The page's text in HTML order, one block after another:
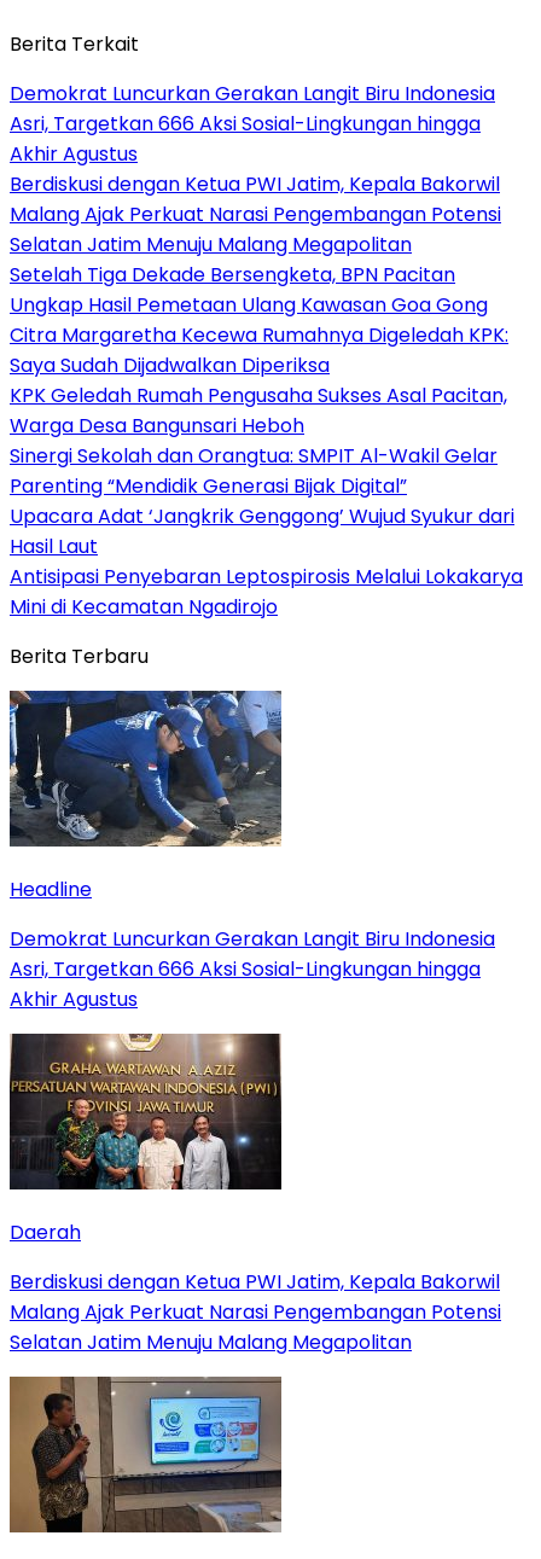
Berita Terkait
Demokrat Luncurkan Gerakan Langit Biru Indonesia
Asri, Targetkan 666 Aksi Sosial-Lingkungan hingga
Akhir Agustus
Berdiskusi dengan Ketua PWI Jatim, Kepala Bakorwil
Malang Ajak Perkuat Narasi Pengembangan Potensi
Selatan Jatim Menuju Malang Megapolitan
Setelah Tiga Dekade Bersengketa, BPN Pacitan
Ungkap Hasil Pemetaan Ulang Kawasan Goa Gong
Citra Margaretha Kecewa Rumahnya Digeledah KPK:
Saya Sudah Dijadwalkan Diperiksa
KPK Geledah Rumah Pengusaha Sukses Asal Pacitan,
Warga Desa Bangunsari Heboh
Sinergi Sekolah dan Orangtua: SMPIT Al-Wakil Gelar
Parenting “Mendidik Generasi Bijak Digital”
Upacara Adat ‘Jangkrik Genggong’ Wujud Syukur dari
Hasil Laut
Antisipasi Penyebaran Leptospirosis Melalui Lokakarya
Mini di Kecamatan Ngadirojo
Berita Terbaru
Headline
Demokrat Luncurkan Gerakan Langit Biru Indonesia
Asri, Targetkan 666 Aksi Sosial-Lingkungan hingga
Akhir Agustus
Daerah
Berdiskusi dengan Ketua PWI Jatim, Kepala Bakorwil
Malang Ajak Perkuat Narasi Pengembangan Potensi
Selatan Jatim Menuju Malang Megapolitan